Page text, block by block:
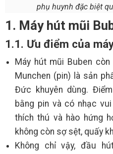
phụ huynh đặc biệt
1. Máy hút mũi
1.1. Ưu điểm của
Máy hút mũi Buben
Munchen (pin) là sản
Đức khuyên dùng.
bằng pin và có nhạc
thích thú và hào hứng
không còn sợ sệt, quấy
Không chỉ vậy, đầu